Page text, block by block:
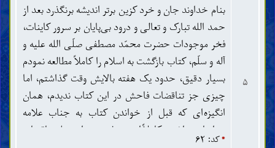
وجود در صورتی که اذن و حمایتی از سوی حضرت مهدی
نباشد ممکن است نهضت آقای خراسانی هم به همین
سرنوشت دچار شود. لطفاً توضیح دهید. وقتی صحبت از
نهضت اسلامی آقای خراسانی می‌شود برخی‌ها
می‌گویند این همان تفکر حجتیه است که شکست خورده
است.
۵
بنام خداوند جان و خرد کزین برتر اندیشه برنگذرد بعد از
حمد الله تبارک و تعالی و درود بی‌پایان بر سرور کاینات،
فخر موجودات حضرت محمّد مصطفی صلّی الله علیه و
آله و سلّم، کتاب بازگشت به اسلام را کاملاً مطالعه نمودم
بسیار دقیق، حدود یک هفته بالایش وقت گذاشتم، اما
چیزی جز تناقضات فاحش در این کتاب ندیدم، همان
انگیزه‌ای که قبل از خواندن کتاب به جناب علامه
خراسانی داشتم، کاملاً از بین رفت. من از جمله تناقضات
*کد: ۶۲